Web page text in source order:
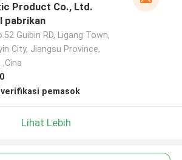
Product Co., Ltd.
pabrikan
Guibin RD, Ligang Town,
City, Jiangsu Province,
,Cina
pemasok
Lihat Lebih